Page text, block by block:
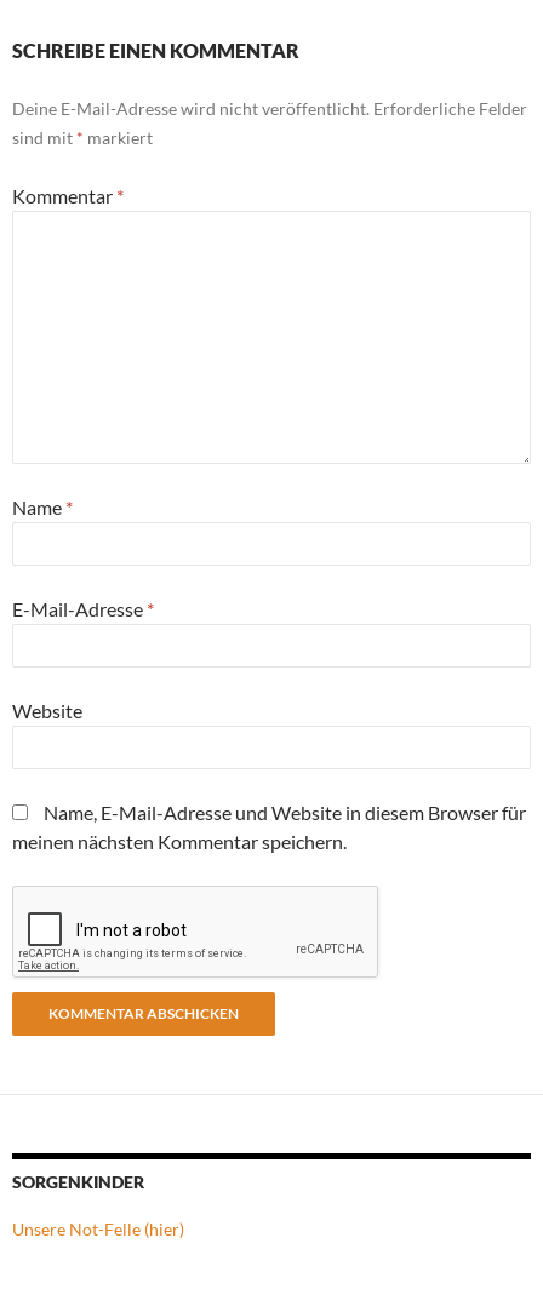
SCHREIBE EINEN KOMMENTAR
Deine E-Mail-Adresse wird nicht veröffentlicht. Erforderliche Felder
sind mit * markiert
Kommentar *
Name *
E-Mail-Adresse *
Website
Name, E-Mail-Adresse und Website in diesem Browser für
meinen nächsten Kommentar speichern.
SORGENKINDER
Unsere Not-Felle (hier)